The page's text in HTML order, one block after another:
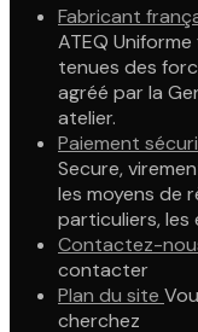
Fabricant
ATEQ
tenues des
agréé par la
atelier.
Paiement
Secure,
les moyens de
particuliers,
Contactez-
contacter
Plan du site
cherchez